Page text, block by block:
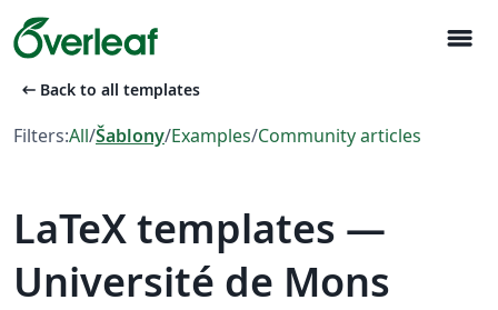
menu
arrow_left_alt Back to all templates
Filters:All/Šablony/Examples/Community articles
LaTeX templates —
Université de Mons